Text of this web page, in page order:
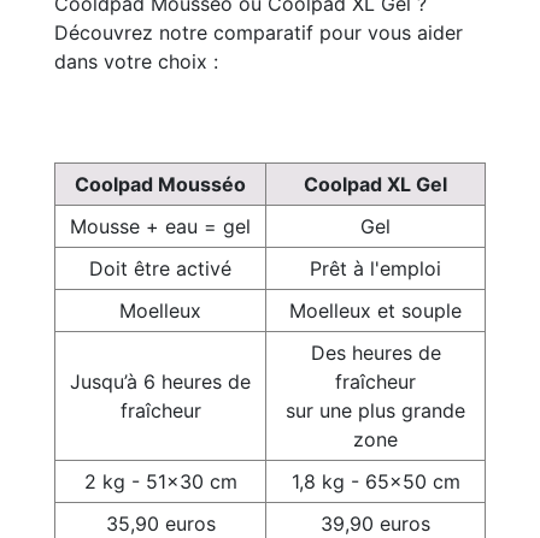
Découvrez notre comparatif pour vous aider
dans votre choix :
Coolpad Mousséo
Coolpad XL Gel
Mousse + eau = gel
Gel
Doit être activé
Prêt à l'emploi
Moelleux
Moelleux et souple
Jusqu’à 6 heures de
fraîcheur
Des heures de
fraîcheur
sur une plus grande
zone
2 kg - 51x30 cm
1,8 kg - 65x50 cm
35,90 euros
39,90 euros